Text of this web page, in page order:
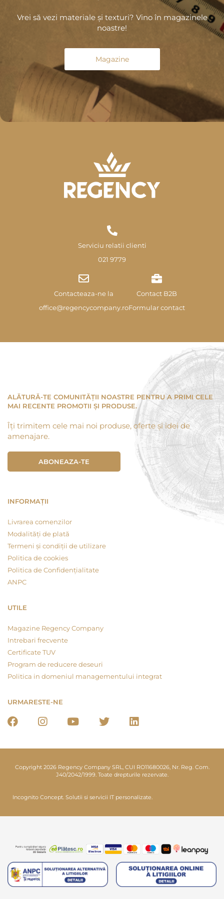
Vrei să vezi materiale și texturi? Vino în magazinele
noastre!
Magazine
Serviciu relatii clienti
021 9779
Contacteaza-ne la
office@regencycompany.ro
Contact B2B
Formular contact
ALĂTURĂ-TE COMUNITĂȚII NOASTRE PENTRU A PRIMI CELE
MAI RECENTE PROMOTII ȘI PRODUSE.
Îți trimitem cele mai noi produse, oferte și idei de
amenajare.
ABONEAZA-TE
INFORMAȚII
Livrarea comenzilor
Modalități de plată
Termeni și condiții de utilizare
Politica de cookies
Politica de Confidențialitate
ANPC
UTILE
Magazine Regency Company
Intrebari frecvente
Certificate TUV
Program de reducere deseuri
Politica in domeniul managementului integrat
URMARESTE-NE
Copyright 2026 Regency Company SRL, CUI RO11680026, Nr. Reg. Com.
J40/2042/1999. Toate drepturile rezervate.
Incognito Concept. Solutii si servicii IT personalizate.